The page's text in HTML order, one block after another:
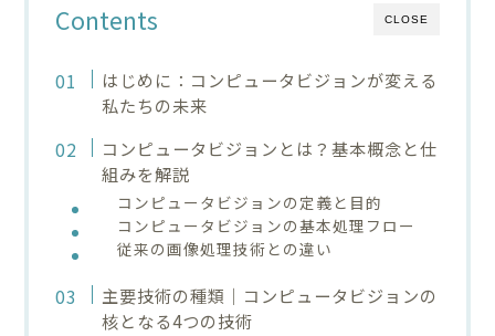
CLOSE
Contents
はじめに：コンピュータビジョンが変える
私たちの未来
コンピュータビジョンとは？基本概念と仕
組みを解説
コンピュータビジョンの定義と目的
コンピュータビジョンの基本処理フロー
従来の画像処理技術との違い
主要技術の種類｜コンピュータビジョンの
核となる4つの技術